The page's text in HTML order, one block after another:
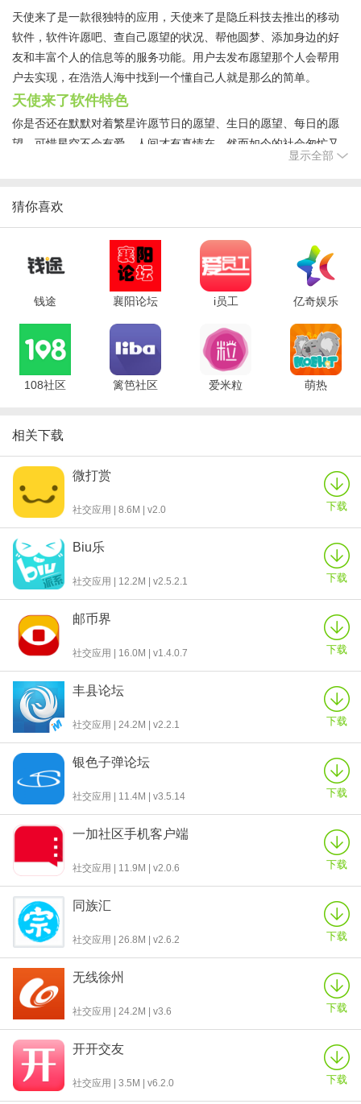
天使来了是一款很独特的应用，天使来了是隐丘科技去推出的移动
软件，软件许愿吧、查自己愿望的状况、帮他圆梦、添加身边的好
友和丰富个人的信息等的服务功能。用户去发布愿望那个人会帮用
户去实现，在浩浩人海中找到一个懂自己人就是那么的简单。
天使来了软件特色
你是否还在默默对着繁星许愿节日的愿望、生日的愿望、每日的愿
望，可惜星空不会有爱，人间才有真情在。然而如今的社会匆忙又
你的人帮你实现，在浩浩人海中找到一个懂你的人从此这么简单。
天使来了功能介绍
发布愿望，生日愿望、每日愿望、节日愿望一目了然。
查自己愿望状况，看懂你的人离你还有多远。
除了等待懂你的人到来，主动出击当然更为重要。
添加身边好友与其畅聊，或许你身边的某个朋友就是你要等的天
【个人中心】
天使来了更新日志
1、天使来了全新改版，从视觉到功能，给您完全不一样的新感受。
2、增加话题新模块，拉好友一起来讨论吧。
3、增加活动新模块约起来。
4、更多活动期待您的发现和参加。
显示全部
猜你喜欢
钱途 襄阳论坛 i员工 亿奇娱乐
108社区 篱笆社区 爱米粒 萌热
相关下载
微打赏
社交应用 | 8.6M | v2.0 下载
Biu乐
社交应用 | 12.2M | v2.5.2.1 下载
邮币界
社交应用 | 16.0M | v1.4.0.7 下载
丰县论坛
社交应用 | 24.2M | v2.2.1 下载
银色子弹论坛
社交应用 | 11.4M | v3.5.14 下载
一加社区手机客户端
社交应用 | 11.9M | v2.0.6 下载
同族汇
社交应用 | 26.8M | v2.6.2 下载
无线徐州
社交应用 | 24.2M | v3.6 下载
开开交友
社交应用 | 3.5M | v6.2.0 下载